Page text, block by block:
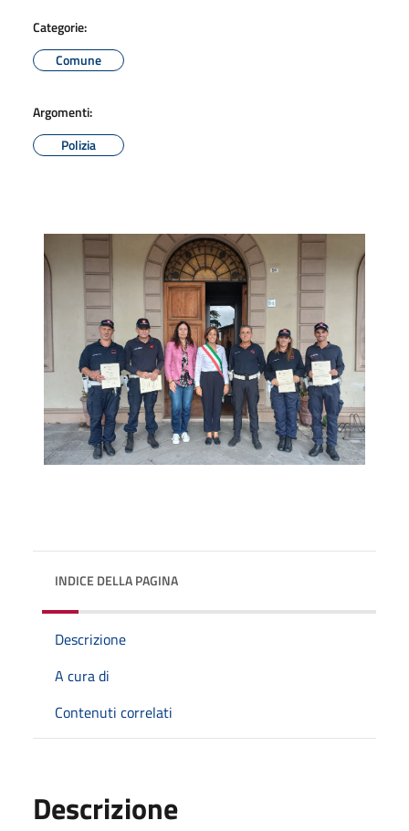
Categorie:
Comune
Argomenti:
Polizia
INDICE DELLA PAGINA
Descrizione
A cura di
Contenuti correlati
Descrizione